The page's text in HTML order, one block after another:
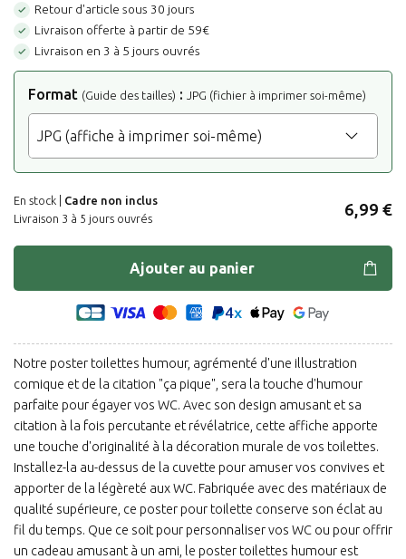
 Retour d'article sous 30 jours
 Livraison offerte à partir de 59€
 Livraison en 3 à 5 jours ouvrés
Format (Guide des tailles) : JPG (fichier à imprimer soi-même)
En stock | Cadre non inclus
Livraison 3 à 5 jours ouvrés
6,99 €
Ajouter au panier
Notre poster toilettes humour, agrémenté d'une illustration
comique et de la citation "ça pique", sera la touche d'humour
parfaite pour égayer vos WC. Avec son design amusant et sa
citation à la fois percutante et révélatrice, cette affiche apporte
une touche d'originalité à la décoration murale de vos toilettes.
Installez-la au-dessus de la cuvette pour amuser vos convives et
apporter de la légèreté aux WC. Fabriquée avec des matériaux de
qualité supérieure, ce poster pour toilette conserve son éclat au
fil du temps. Que ce soit pour personnaliser vos WC ou pour offrir
un cadeau amusant à un ami, le poster toilettes humour est